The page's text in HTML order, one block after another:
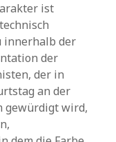
ist
innerhalb der
der
der in
an der
gewürdigt wird,